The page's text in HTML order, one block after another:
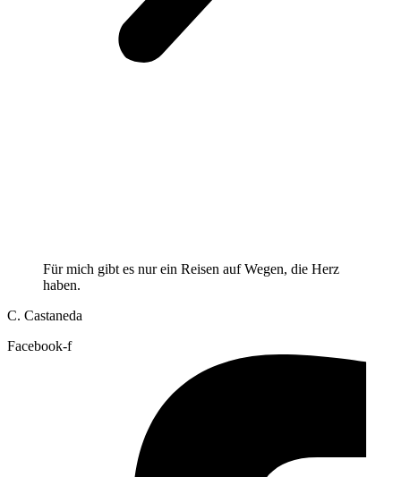
Für mich gibt es nur ein Reisen auf Wegen, die Herz
haben.
C. Castaneda
Facebook-f